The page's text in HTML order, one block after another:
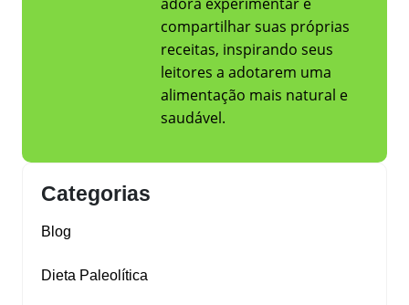
adora experimentar e
compartilhar suas próprias
receitas, inspirando seus
leitores a adotarem uma
alimentação mais natural e
saudável.
Categorias
Blog
Dieta Paleolítica